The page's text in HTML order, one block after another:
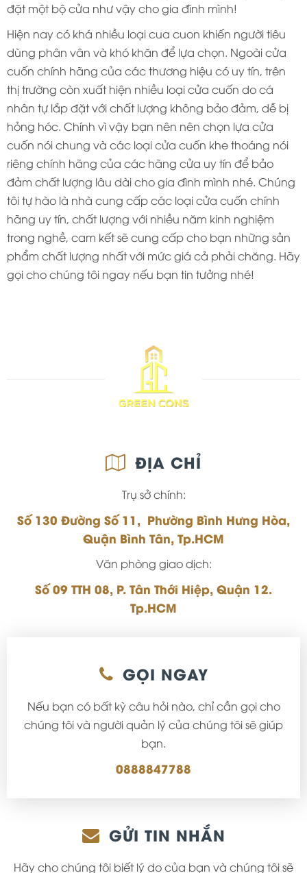
đặt một bộ cửa như vậy cho gia đình mình!
Hiện nay có khá nhiều loại cua cuon khiến người tiêu
dùng phân vân và khó khăn để lựa chọn. Ngoài cửa
cuốn chính hãng của các thương hiệu có uy tín, trên
thị trường còn xuất hiện nhiều loại cửa cuốn do cá
nhân tự lắp đặt với chất lượng không bảo đảm, dễ bị
hỏng hóc. Chính vì vậy bạn nên nên chọn lựa cửa
cuốn nói chung và các loại cửa cuốn khe thoáng nói
riêng chính hãng của các hãng cửa uy tín để bảo
đảm chất lượng lâu dài cho gia đình mình nhé. Chúng
tôi tự hào là nhà cung cấp các loại cửa cuốn chính
hãng uy tín, chất lượng với nhiều năm kinh nghiệm
trong nghề, cam kết sẽ cung cấp cho bạn những sản
phẩm chất lượng nhất với mức giá cả phải chăng. Hãy
gọi cho chúng tôi ngay nếu bạn tin tưởng nhé!
ĐỊA CHỈ
Trụ sở chính:
Số 130 Đường Số 11, Phường Bình Hưng Hòa,
Quận Bình Tân, Tp.HCM
Văn phòng giao dịch:
Số 09 TTH 08, P. Tân Thới Hiệp, Quận 12.
Tp.HCM
GỌI NGAY
Nếu bạn có bất kỳ câu hỏi nào, chỉ cần gọi cho
chúng tôi và người quản lý của chúng tôi sẽ giúp
bạn.
0888847788
GỬI TIN NHẮN
Hãy cho chúng tôi biết lý do của bạn và chúng tôi sẽ